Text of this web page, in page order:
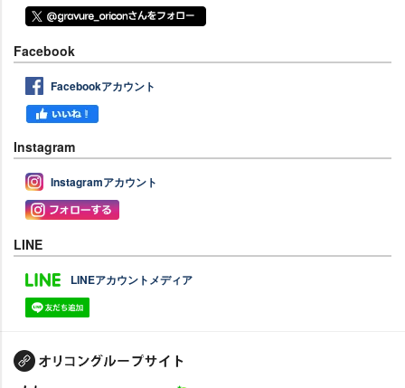
Facebook
Facebookアカウント
Instagram
Instagramアカウント
LINE
LINEアカウントメディア